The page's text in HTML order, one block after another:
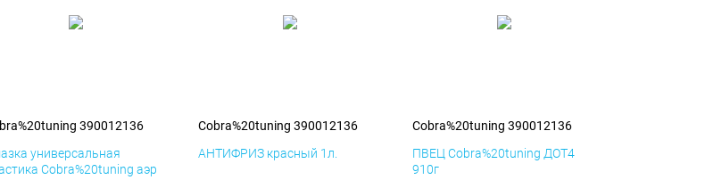
390012136
универсальная
Cobra%20tuning аэр
Cobra%20tuning 390012136
АНТИФРИЗ красный 1л.
Cobra%20tuning 390012136
ПВЕЦ Cobra%20tuning ДОТ4
910г